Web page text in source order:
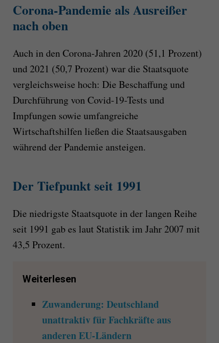
Corona-Pandemie als Ausreißer
nach oben
Auch in den Corona-Jahren 2020 (51,1 Prozent)
und 2021 (50,7 Prozent) war die Staatsquote
vergleichsweise hoch: Die Beschaffung und
Durchführung von Covid-19-Tests und
Impfungen sowie umfangreiche
Wirtschaftshilfen ließen die Staatsausgaben
während der Pandemie ansteigen.
Der Tiefpunkt seit 1991
Die niedrigste Staatsquote in der langen Reihe
seit 1991 gab es laut Statistik im Jahr 2007 mit
43,5 Prozent.
Weiterlesen
Zuwanderung: Deutschland
unattraktiv für Fachkräfte aus
anderen EU-Ländern